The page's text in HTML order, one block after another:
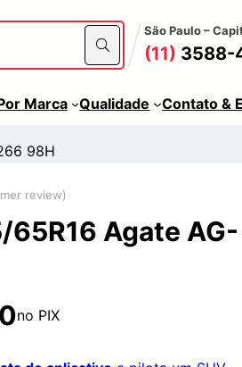
São Paulo –
(11) 3588-
Marca Qualidade Contato &
98H
review)
65R16 Agate AG-
no PIX